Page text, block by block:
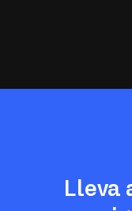
Lleva